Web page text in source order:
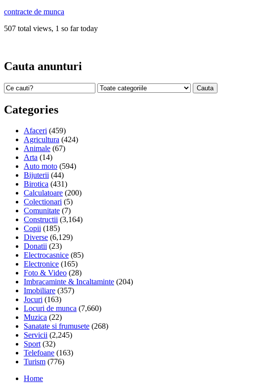
contracte de munca
507 total views, 1 so far today
Cauta anunturi
Categories
Afaceri (459)
Agricultura (424)
Animale (67)
Arta (14)
Auto moto (594)
Bijuterii (44)
Birotica (431)
Calculatoare (200)
Colectionari (5)
Comunitate (7)
Constructii (3,164)
Copii (185)
Diverse (6,129)
Donatii (23)
Electrocasnice (85)
Electronice (165)
Foto & Video (28)
Imbracaminte & Incaltaminte (204)
Imobiliare (357)
Jocuri (163)
Locuri de munca (7,660)
Muzica (22)
Sanatate si frumusete (268)
Servicii (2,245)
Sport (32)
Telefoane (163)
Turism (776)
Home